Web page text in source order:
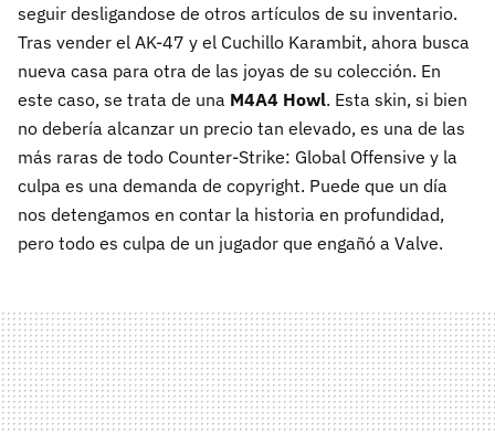
seguir desligandose de otros artículos de su inventario.
Tras vender el AK-47 y el Cuchillo Karambit, ahora busca
nueva casa para otra de las joyas de su colección. En
este caso, se trata de una M4A4 Howl. Esta skin, si bien
no debería alcanzar un precio tan elevado, es una de las
más raras de todo Counter-Strike: Global Offensive y la
culpa es una demanda de copyright. Puede que un día
nos detengamos en contar la historia en profundidad,
pero todo es culpa de un jugador que engañó a Valve.